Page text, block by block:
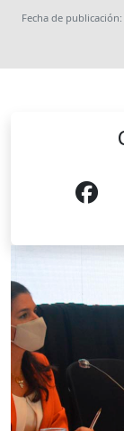
Fecha de